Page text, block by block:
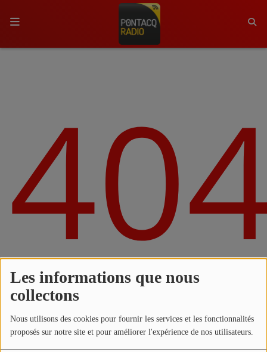
Les informations que nous
collectons
Nous utilisons des cookies pour fournir les services et les fonctionnalités
proposés sur notre site et pour améliorer l'expérience de nos utilisateurs.
GRILLE DES PROGRAMMES
C'ÉTAIT QUOI CE TITRE ?
NOS PROGRAMMES COURTS
ARCHIVES - SAISONS PASSÉES
VOS ÉMISSIONS EN IMAGES
Oups, vous avez
rencontré une erreur.